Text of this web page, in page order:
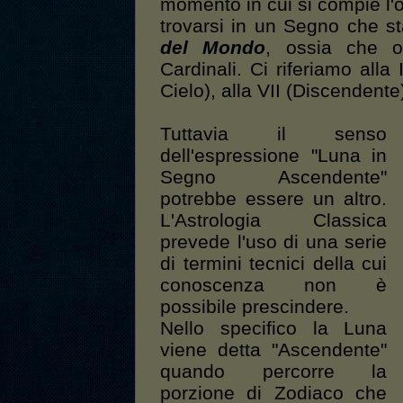
momento in cui si compie
trovarsi in un Segno che
del Mondo, ossia che
Cardinali. Ci riferiamo alla
Cielo), alla VII
Tuttavia il senso
dell'espressione "Luna in
Segno Ascendente"
potrebbe essere un altro.
L'Astrologia Classica
prevede l'uso di una serie
di termini tecnici della cui
conoscenza non è
possibile prescindere.
Nello specifico la Luna
viene detta "Ascendente"
quando percorre la
porzione di Zodiaco che